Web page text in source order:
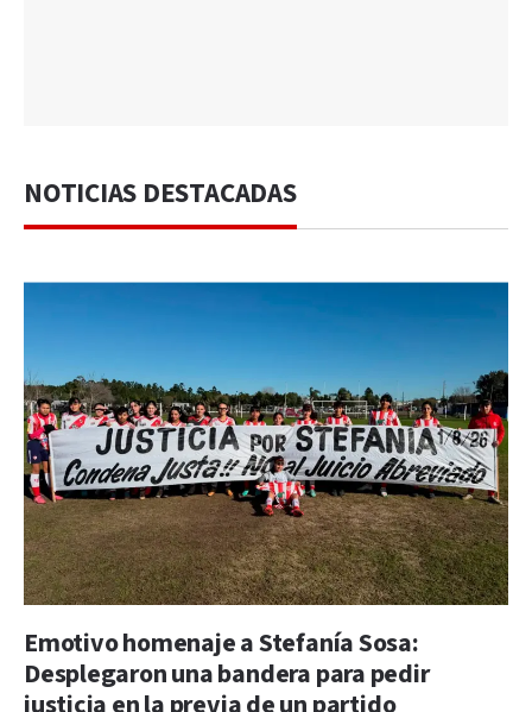
NOTICIAS DESTACADAS
Emotivo homenaje a Stefanía Sosa:
Desplegaron una bandera para pedir